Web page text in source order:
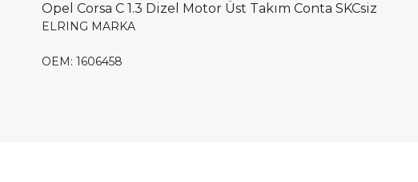
Opel Corsa C 1.3 Dizel Motor Üst Takım Conta SKCsiz
ELRING MARKA
OEM: 1606458